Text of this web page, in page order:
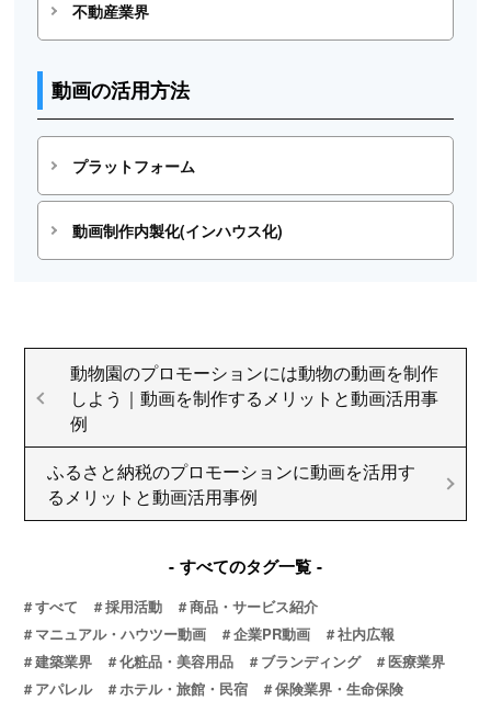
不動産業界
動画の活用方法
プラットフォーム
動画制作内製化(インハウス化)
動物園のプロモーションには動物の動画を制作
しよう｜動画を制作するメリットと動画活用事
例
ふるさと納税のプロモーションに動画を活用す
るメリットと動画活用事例
すべてのタグ一覧
すべて 採用活動
商品・サービス紹介
マニュアル・ハウツー動画
企業PR動画
社内広報
建築業界
化粧品・美容用品 ブランディング
医療業界
アパレル
ホテル・旅館・民宿
保険業界・生命保険